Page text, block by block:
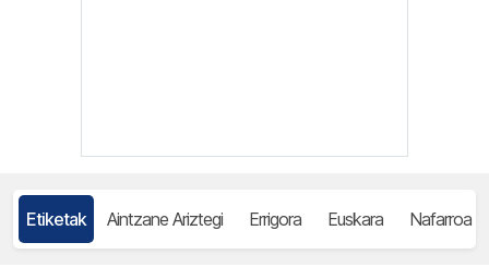
Etiketak Aintzane Ariztegi Errigora Euskara Nafarroa